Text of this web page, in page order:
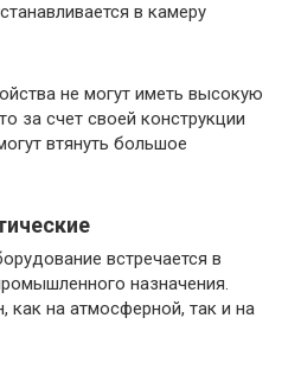
в камеру
не могут иметь высокую
за счет своей конструкции
втянуть большое
встречается в
назначения.
как на атмосферной, так и на